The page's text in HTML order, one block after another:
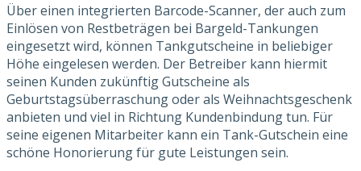
Über einen integrierten Barcode-Scanner, der auch zum
Einlösen von Restbeträgen bei Bargeld-Tankungen
eingesetzt wird, können Tankgutscheine in beliebiger
Höhe eingelesen werden. Der Betreiber kann hiermit
seinen Kunden zukünftig Gutscheine als
Geburtstagsüberraschung oder als Weihnachtsgeschenk
anbieten und viel in Richtung Kundenbindung tun. Für
seine eigenen Mitarbeiter kann ein Tank-Gutschein eine
schöne Honorierung für gute Leistungen sein.